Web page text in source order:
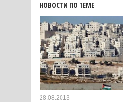
НОВОСТИ ПО ТЕМЕ
28.08.2013